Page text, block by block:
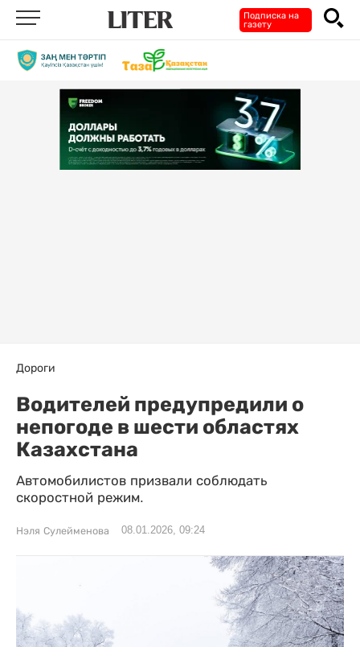
Подписка на
газету
Дороги
Водителей предупредили о
непогоде в шести областях
Казахстана
Автомобилистов призвали соблюдать
скоростной режим.
Нэля Сулейменова 08.01.2026, 09:24